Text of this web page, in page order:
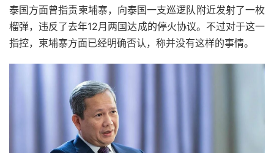
泰国方面曾指责柬埔寨，向泰国一支巡逻队附近发射了一枚
榴弹，违反了去年12月两国达成的停火协议。不过对于这一
指控，柬埔寨方面已经明确否认，称并没有这样的事情。